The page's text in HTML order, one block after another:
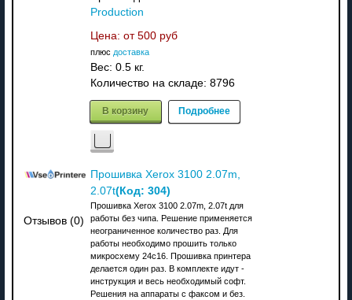
Production
Цена: от 500 руб
плюс доставка
Вес: 0.5 кг.
Количество на складе: 8796
В корзину Подробнее
Отзывов (0)
Прошивка Xerox 3100 2.07m,
2.07t(Код: 304)
Прошивка Xerox 3100 2.07m, 2.07t для
работы без чипа. Решение применяется
неограниченное количество раз. Для
работы необходимо прошить только
микросхему 24с16. Прошивка принтера
делается один раз. В комплекте идут -
инструкция и весь необходимый софт.
Решения на аппараты с факсом и без.